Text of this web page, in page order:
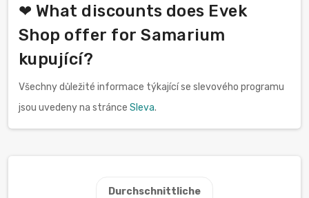
❤ What discounts does Evek
Shop offer for Samarium
kupující?
Všechny důležité informace týkající se slevového programu
jsou uvedeny na stránce Sleva.
Durchschnittliche